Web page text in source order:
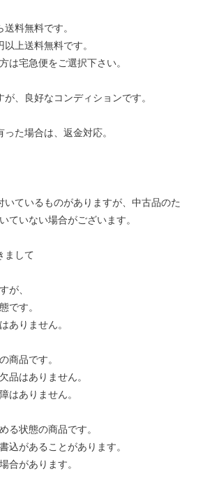
料無料です。
上送料無料です。
は宅急便をご選択下さい。
、良好なコンディションです。
た場合は、返金対応。
いているものがありますが、中古品のた
ていない場合がございます。
まして
、
す。
りません。
品です。
はありません。
ありません。
状態の商品です。
があることがあります。
があります。